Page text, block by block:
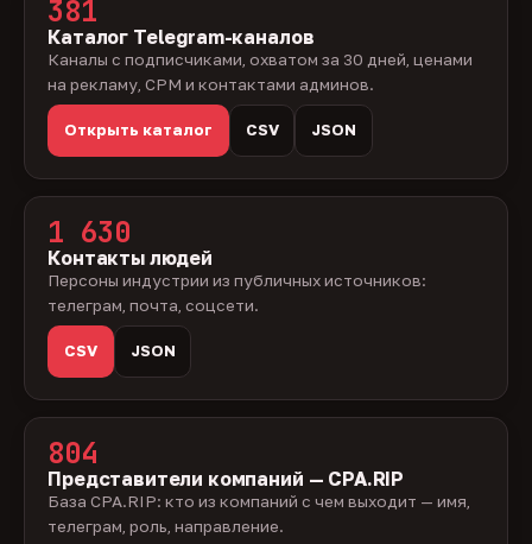
381
Каталог Telegram-каналов
Каналы с подписчиками, охватом за 30 дней, ценами
на рекламу, CPM и контактами админов.
Открыть каталог CSV JSON
1 630
Контакты людей
Персоны индустрии из публичных источников:
телеграм, почта, соцсети.
CSV JSON
804
Представители компаний — CPA.RIP
База CPA.RIP: кто из компаний с чем выходит — имя,
телеграм, роль, направление.